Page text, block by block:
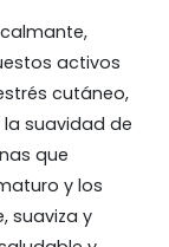
activos
cutáneo,
suavidad de
que
y los
suaviza y